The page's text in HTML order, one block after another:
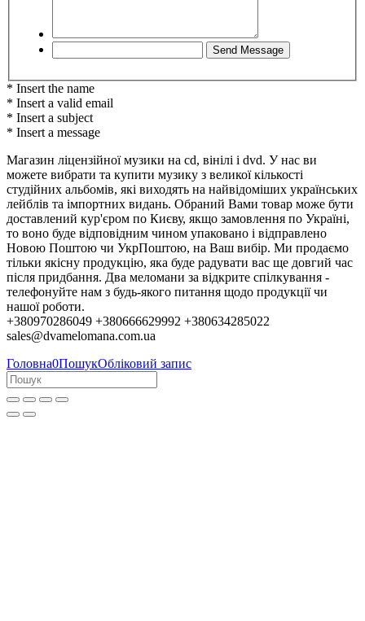
* Insert the name
* Insert a valid email
* Insert a subject
* Insert a message
Магазин ліцензійної музики на cd, вінілі і dvd. У нас ви
можете вибрати та купити музику з великої кількості
студійних альбомів, які виходять на найвідоміших українських
лейблів та імпортних видань. Обраний Вами товар може бути
доставлений кур'єром по Києву, якщо замовлення по Україні,
то воно буде відповідним чином упаковано і відправлено
Новою Поштою чи УкрПоштою, на Ваш вибір. Ми продаємо
тільки якісну продукцію, яка буде радувати вас ще довгий час
після придбання. Два меломани за відкрите спілкування -
телефонуйте нам з будь-якого питання щодо продукції чи
нашої роботи.
+380970286049 +380666629992 +380634285022
sales@dvamelomana.com.ua
Головна0ПошукОбліковий запис
Колеги, партнери та клієнти!